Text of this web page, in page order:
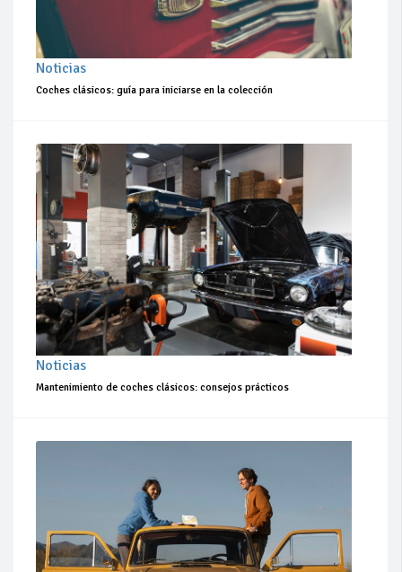
Noticias
Coches clásicos: guía para iniciarse en la colección
Noticias
Mantenimiento de coches clásicos: consejos prácticos